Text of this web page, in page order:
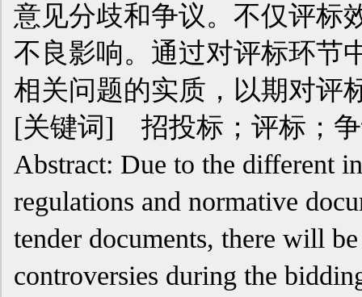
意见分歧和争议。不仅评标
不良影响。通过对评标环节
相关问题的实质，以期对评
[关键词] 招投标；评标；
Abstract: Due to the different
regulations and normative
tender documents, there will
controversies during the